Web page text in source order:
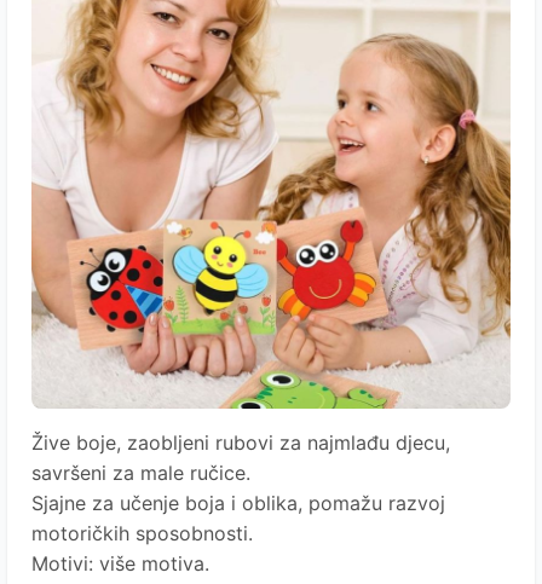
Žive boje, zaobljeni rubovi za najmlađu djecu,
savršeni za male ručice.
Sjajne za učenje boja i oblika, pomažu razvoj
motoričkih sposobnosti.
Motivi: više motiva.